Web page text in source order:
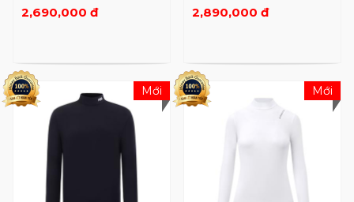
2,690,000 đ 2,890,000 đ
Mới Mới